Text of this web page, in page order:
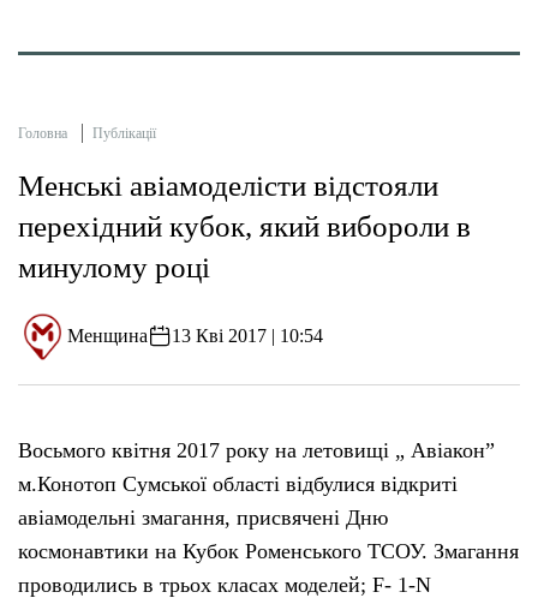
Головна Публікації
Менські авіамоделісти відстояли
перехідний кубок, який вибороли в
минулому році
Менщина 13 Кві 2017 | 10:54
Восьмого квітня 2017 року на летовищі „ Авіакон”
м.Конотоп Сумської області відбулися відкриті
авіамодельні змагання, присвячені Дню
космонавтики на Кубок Роменського ТСОУ. Змагання
проводились в трьох класах моделей; F- 1-N